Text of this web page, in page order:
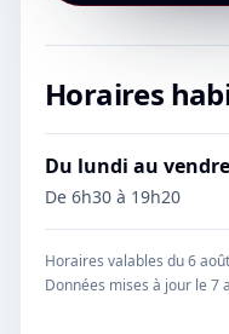
Horaires
Du lundi au
De 6h30 à 19h20
Horaires valables du 6
Données mises à jour le 7